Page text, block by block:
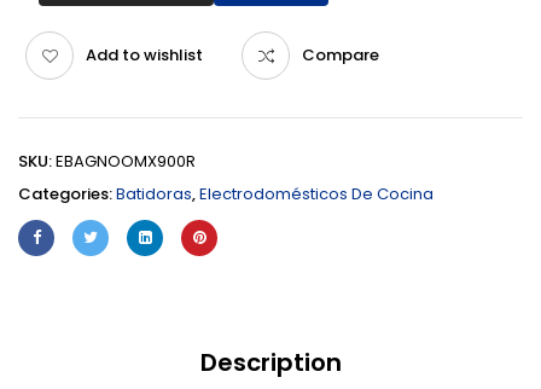
Add to wishlist Compare
SKU:EBAGNOOMX900R
Categories:Batidoras,Electrodomésticos De Cocina
Description